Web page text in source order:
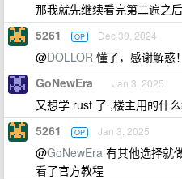
那我就先继续看完第二遍之后
5261 OP Dec 30, 2024
@DOLLOR 懂了，感谢解惑！
GoNewEra Jan 3, 2025
又想学 rust 了 ,楼主用的什
5261 OP Jan 3, 2025
@GoNewEra 有其他选择就
看了官方教程